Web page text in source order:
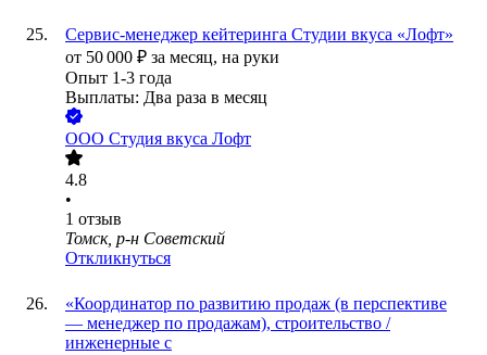
Сервис-менеджер кейтеринга Студии вкуса «Лофт»
от 50 000 ₽ за месяц, на руки
Опыт 1-3 года
Выплаты: Два раза в месяц
ООО Студия вкуса Лофт
4.8
•
1 отзыв
Томск, р-н Советский
Откликнуться
«Координатор по развитию продаж (в перспективе
— менеджер по продажам), строительство /
инженерные с